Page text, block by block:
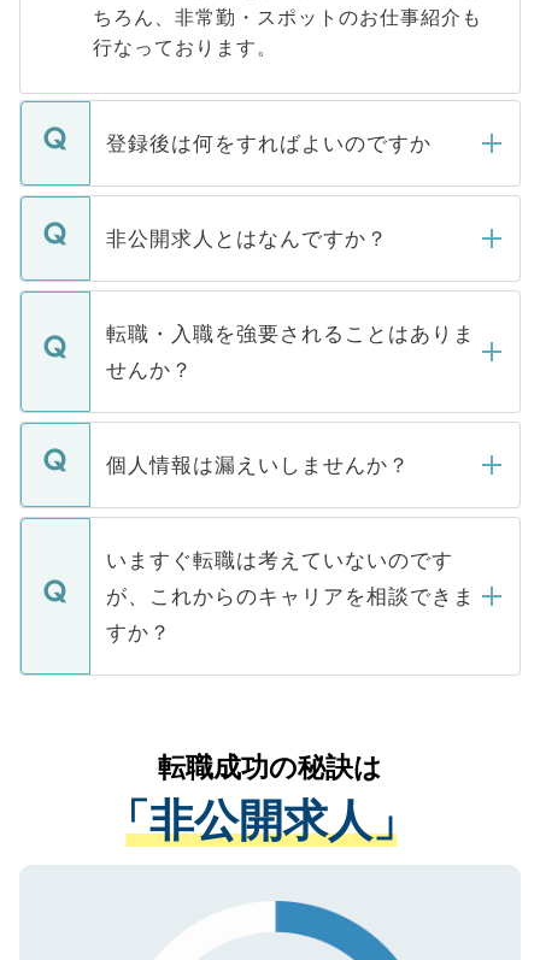
ちろん、非常勤・スポットのお仕事紹介も
行なっております。
登録後は何をすればよいのですか
ご登録いただきましたら、弊社担当者がご
登録内容を確認し、その後メールもしくは
ます。通常、5営業日以内にはご連絡をせて
いただきますので、しばらくお待ちくださ
い。
非公開求人とはなんですか？
マイナビDOCTORで取り扱っている求人の
うち約3割は、Webサイトからご覧いただ
けない「非公開求人」です。非公開求人は
下記の理由によって、一般には公開してい
ません。
■応募殺到を避けるため 人気のある医療機
関を公にしてしまうと、応募が殺到する場
に、医療機関が求める条件に合った人材の
みを人材紹介会社に依頼するケースが増え
ています。
転職・入職を強要されることはありま
せんか？
転職・入職を強要することは一切ありませ
ん。また、仮に応募先から内定をいただい
定を承諾する必要はありません。内定先へ
の辞退の連絡はキャリアパートナーが行い
ますので、ご安心ください。
個人情報は漏えいしませんか？
個人情報が漏えいすることはありませんの
で、ご安心ください。当サイトからの登録
などで収集したご登録者様の個人情報は、
ご本人のキャリアアップおよび転職活動の
支援を目的に使用いたします。お預かりし
ているすべての個人データはご本人の許可
は、個人情報の取り扱いについての厳密な
管理基準を満たした事業者のみに付与され
る、プライバシーマークを取得済みです。
ご登録いただいた個人情報は、SSL（デー
で、機密保持に関してもご安心ください。
いますぐ転職は考えていないのです
が、これからのキャリアを相談できま
すか？
かがいして、現在の医療機関の状況や紹介
経験をまじえながら、適切なアドバイスを
させていただきます。すぐにご転職をされ
ない方には、長期的なサポートが可能です
ので、まずはご登録ください。
転職成功の秘訣は
「非公開求人」